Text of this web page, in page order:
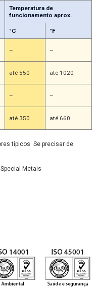
Temperatura de
funcionamento aprox.
°C °F
– –
até 550 até 1020
– –
até 350 até 660
típicos. Se precisar de
Metals